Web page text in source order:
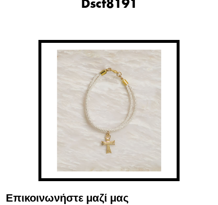
Dscf8191
Επικοινωνήστε μαζί μας